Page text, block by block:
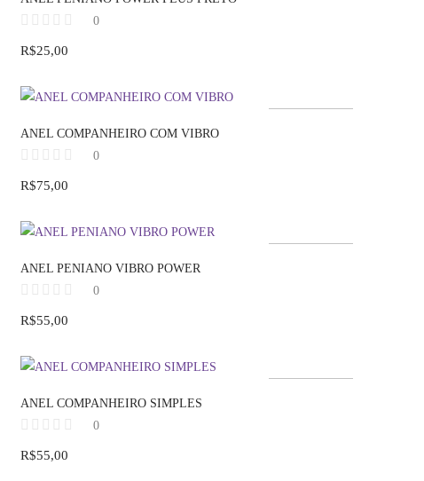
0
R$25,00
ANEL COMPANHEIRO COM VIBRO
0
R$75,00
ANEL PENIANO VIBRO POWER
0
R$55,00
ANEL COMPANHEIRO SIMPLES
0
R$55,00